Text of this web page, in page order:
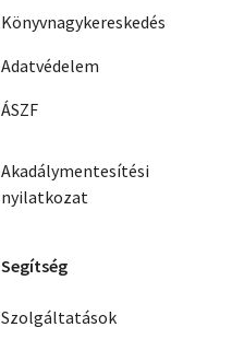
Könyvnagykereskedés
Adatvédelem
ÁSZF
Akadálymentesítési
nyilatkozat
Segítség
Szolgáltatások